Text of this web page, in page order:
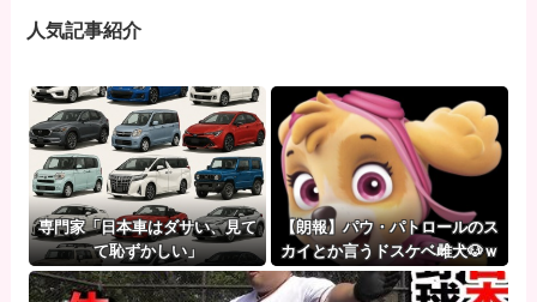
人気記事紹介
専門家「日本車はダサい、見て
て恥ずかしい」
【朗報】パウ・パトロールのス
カイとか言うドスケベ雌犬🐶ｗ
ｗｗｗｗｗｗｗｗｗｗｗ